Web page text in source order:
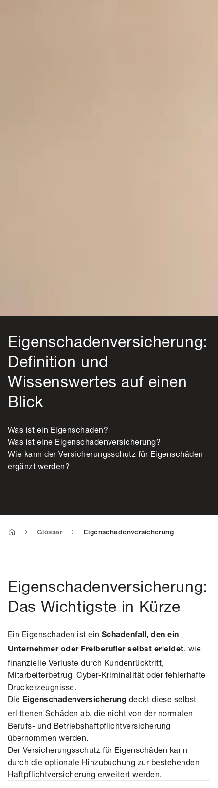
Eigenschadenversicherung:
Definition und
Wissenswertes auf einen
Blick
Was ist ein Eigenschaden?
Was ist eine Eigenschadenversicherung?
Wie kann der Versicherungsschutz für Eigenschäden
ergänzt werden?
Glossar Eigenschadenversicherung
Eigenschadenversicherung:
Das Wichtigste in Kürze
Ein Eigenschaden ist ein Schadenfall, den ein
Unternehmer oder Freiberufler selbst erleidet, wie
finanzielle Verluste durch Kundenrücktritt,
Mitarbeiterbetrug, Cyber-Kriminalität oder fehlerhafte
Druckerzeugnisse.
Die Eigenschadenversicherung deckt diese selbst
erlittenen Schäden ab, die nicht von der normalen
Berufs- und Betriebshaftpflichtversicherung
übernommen werden.
Der Versicherungsschutz für Eigenschäden kann
durch die optionale Hinzubuchung zur bestehenden
Haftpflichtversicherung erweitert werden.